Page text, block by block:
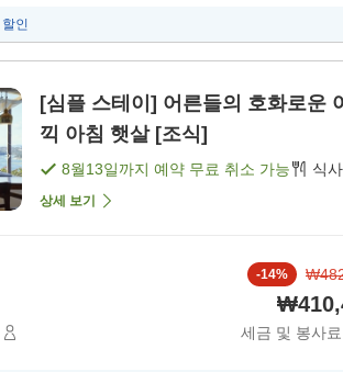
할인
[심플 스테이] 어른들의 호화로운
끽 아침 햇살 [조식]
8월13일까지 예약 무료 취소 가능 식사
상세 보기
-14%
세금 및 봉사